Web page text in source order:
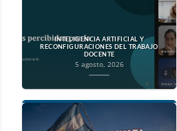
INTELIGENCIA ARTIFICIAL Y
RECONFIGURACIONES DEL TRABAJO
DOCENTE
5 agosto, 2026